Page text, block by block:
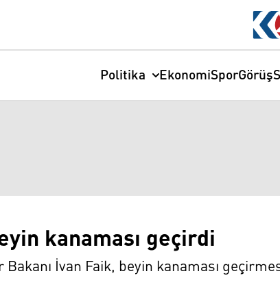
Politika EkonomiSporGörüş
kanaması geçirdi
İvan Faik, beyin kanaması